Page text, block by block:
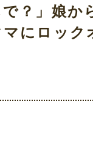
で？」娘
にロッ